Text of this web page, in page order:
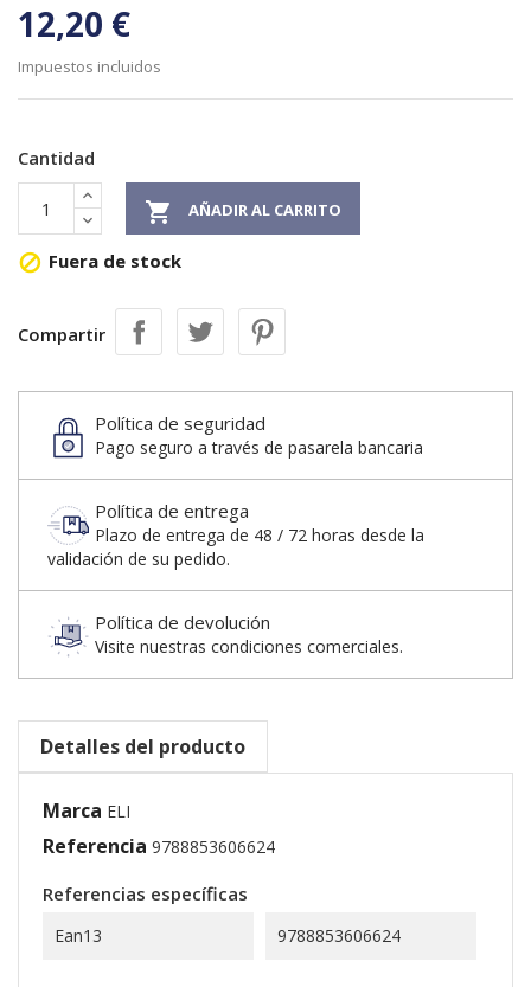
12,20 €
Impuestos incluidos
Cantidad
 AÑADIR AL CARRITO
 Fuera de stock
Compartir
Política de seguridad
Pago seguro a través de pasarela bancaria
Política de entrega
Plazo de entrega de 48 / 72 horas desde la
validación de su pedido.
Política de devolución
Visite nuestras condiciones comerciales.
Detalles del producto
Marca ELI
Referencia 9788853606624
Referencias específicas
Ean13 9788853606624